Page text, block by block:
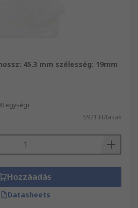
45.3 mm szélesség: 19mm
egység)
5921 Ft/tasak
Hozzáadás
Datasheets